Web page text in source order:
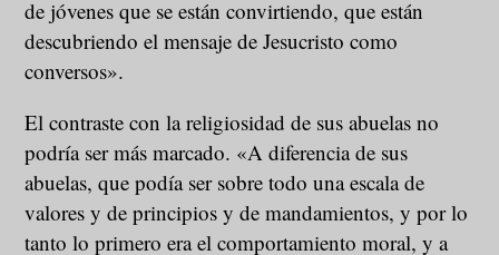
de jóvenes que se están convirtiendo, que están
descubriendo el mensaje de Jesucristo como
conversos».
El contraste con la religiosidad de sus abuelas no
podría ser más marcado. «A diferencia de sus
abuelas, que podía ser sobre todo una escala de
valores y de principios y de mandamientos, y por lo
tanto lo primero era el comportamiento moral, y a